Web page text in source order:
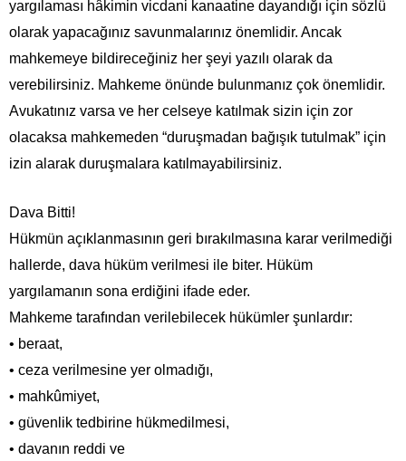
yargılaması hâkimin vicdani kanaatine dayandığı için sözlü
olarak yapacağınız savunmalarınız önemlidir. Ancak
mahkemeye bildireceğiniz her şeyi yazılı olarak da
verebilirsiniz. Mahkeme önünde bulunmanız çok önemlidir.
Avukatınız varsa ve her celseye katılmak sizin için zor
olacaksa mahkemeden “duruşmadan bağışık tutulmak” için
izin alarak duruşmalara katılmayabilirsiniz.
Dava Bitti!
Hükmün açıklanmasının geri bırakılmasına karar verilmediği
hallerde, dava hüküm verilmesi ile biter. Hüküm
yargılamanın sona erdiğini ifade eder.
Mahkeme tarafından verilebilecek hükümler şunlardır:
• beraat,
• ceza verilmesine yer olmadığı,
• mahkûmiyet,
• güvenlik tedbirine hükmedilmesi,
• davanın reddi ve